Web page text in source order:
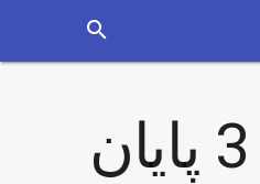
search
3 پایان